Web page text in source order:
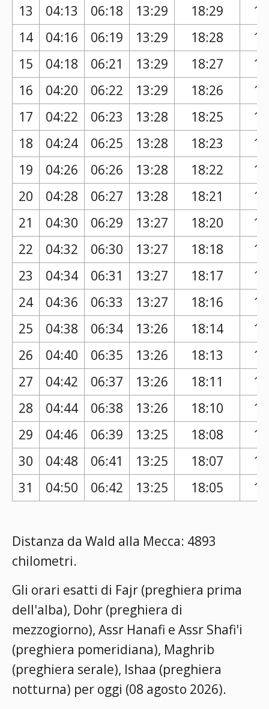
13 04:13 06:18 13:29 18:29
14
04:16 06:19 13:29 18:28
15
04:18 06:21 13:29 18:27
16
04:20 06:22 13:29 18:26
17
04:22 06:23 13:28 18:25
18
04:24 06:25 13:28 18:23
19
04:26 06:26 13:28 18:22
20
04:28 06:27 13:28 18:21
21
04:30 06:29 13:27 18:20
22
04:32 06:30 13:27 18:18
23
04:34 06:31 13:27 18:17
24
04:36 06:33 13:27 18:16
25
04:38 06:34 13:26 18:14
26
04:40 06:35 13:26 18:13
27
04:42 06:37 13:26 18:11
28
04:44 06:38 13:26 18:10
29
04:46 06:39 13:25 18:08
30
04:48 06:41 13:25 18:07
31
04:50 06:42 13:25 18:05
Distanza da Wald alla Mecca: 4893
chilometri.
Gli orari esatti di Fajr (preghiera prima
dell'alba), Dohr (preghiera di
mezzogiorno), Assr Hanafi e Assr Shafi'i
(preghiera pomeridiana), Maghrib
(preghiera serale), Ishaa (preghiera
notturna) per oggi (08 agosto 2026).